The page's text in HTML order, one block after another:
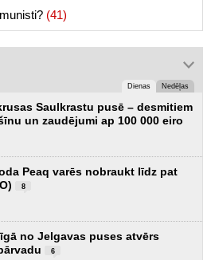
(41)
Dienas Nedēļas
Saulkrastu pusē – desmitiem
un zaudējumi ap 100 000 eiro
Peaq varēs nobraukt līdz pat
8
no Jelgavas puses atvērs
6